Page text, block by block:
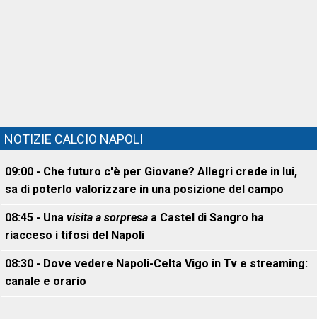
NOTIZIE CALCIO NAPOLI
09:00 - Che futuro c'è per Giovane? Allegri crede in lui,
sa di poterlo valorizzare in una posizione del campo
08:45 - Una visita a sorpresa a Castel di Sangro ha
riacceso i tifosi del Napoli
08:30 - Dove vedere Napoli-Celta Vigo in Tv e streaming:
canale e orario